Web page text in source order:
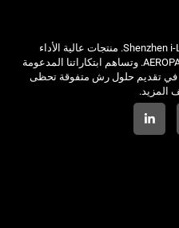
توفر شركة Shenzhen i-Like Fine Chemical Co., Ltd. منتجات عالية الأداء
للعناية بالسيارات والمنزل تحت علامة AEROPAK. وتساهم ابتكاراتنا المدعومة
في تقديم حلول رش متفوقة تحظى
المزيد.